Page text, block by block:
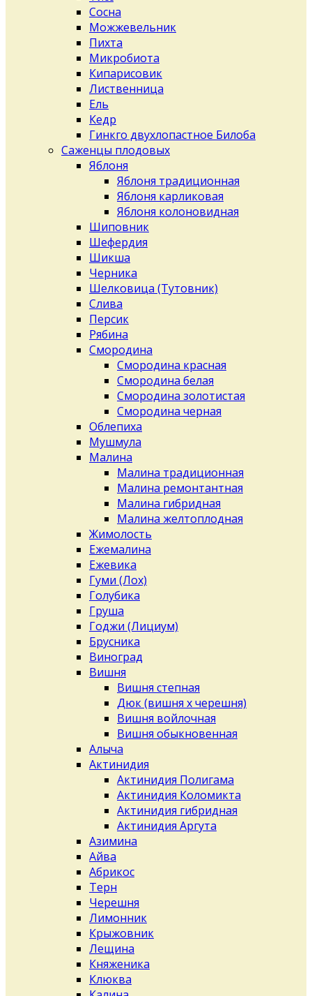
Сосна
Можжевельник
Пихта
Микробиота
Кипарисовик
Лиственница
Ель
Кедр
Гинкго двухлопастное Билоба
Саженцы плодовых
Яблоня
Яблоня традиционная
Яблоня карликовая
Яблоня колоновидная
Шиповник
Шефердия
Шикша
Черника
Шелковица (Тутовник)
Слива
Персик
Рябина
Смородина
Смородина красная
Смородина белая
Смородина золотистая
Смородина черная
Облепиха
Мушмула
Малина
Малина традиционная
Малина ремонтантная
Малина гибридная
Малина желтоплодная
Жимолость
Ежемалина
Ежевика
Гуми (Лох)
Голубика
Груша
Годжи (Лициум)
Брусника
Виноград
Вишня
Вишня степная
Дюк (вишня х черешня)
Вишня войлочная
Вишня обыкновенная
Алыча
Актинидия
Актинидия Полигама
Актинидия Коломикта
Актинидия гибридная
Актинидия Аргута
Азимина
Айва
Абрикос
Терн
Черешня
Лимонник
Крыжовник
Лещина
Княженика
Клюква